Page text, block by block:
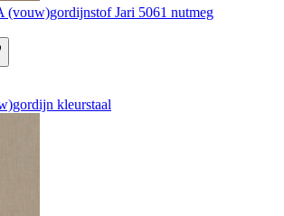
Jari 5061 nutmeg
kleurstaal